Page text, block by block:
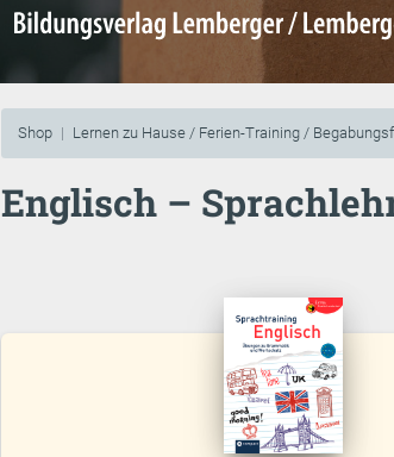
Shop Lernen zu Hause / Ferien-Training /
Englisch –